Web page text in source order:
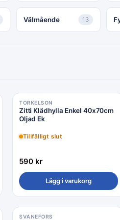
Välmående 13
TORKELSON
Zitti Klädhylla Enkel 40x70cm
Oljad Ek
Tillfälligt slut
590 kr
Lägg i varukorg
SVANEFORS